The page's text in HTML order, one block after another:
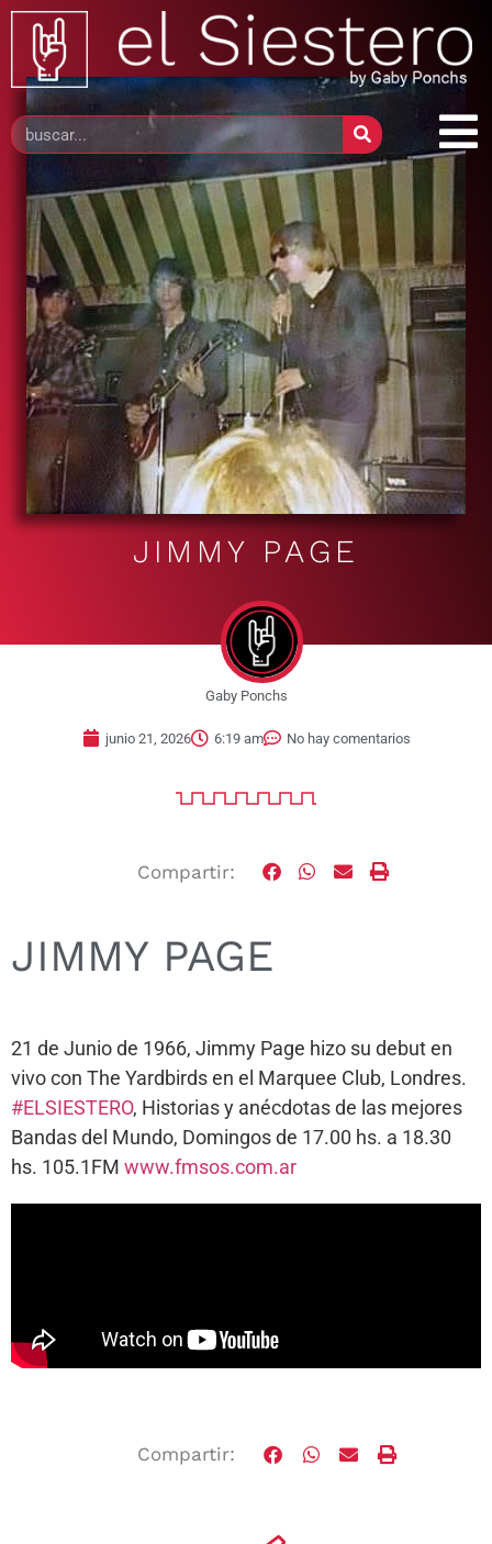
JIMMY PAGE
Gaby Ponchs
junio 21, 2026 6:19 am No hay comentarios
Compartir:
JIMMY PAGE
21 de Junio de 1966, Jimmy Page hizo su debut en
vivo con The Yardbirds en el Marquee Club, Londres.
#ELSIESTERO, Historias y anécdotas de las mejores
Bandas del Mundo, Domingos de 17.00 hs. a 18.30
hs. 105.1FM www.fmsos.com.ar
Compartir: